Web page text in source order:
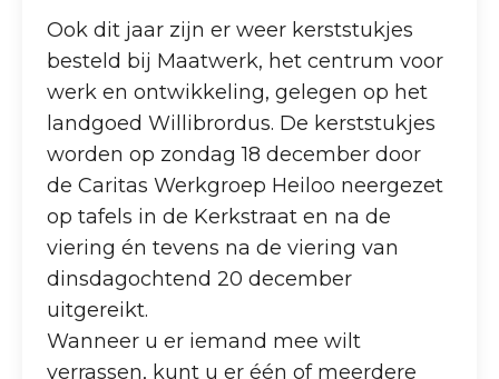
Ook dit jaar zijn er weer kerststukjes
besteld bij Maatwerk, het centrum voor
werk en ontwikkeling, gelegen op het
landgoed Willibrordus. De kerststukjes
worden op zondag 18 december door
de Caritas Werkgroep Heiloo neergezet
op tafels in de Kerkstraat en na de
viering én tevens na de viering van
dinsdagochtend 20 december
uitgereikt.
Wanneer u er iemand mee wilt
verrassen, kunt u er één of meerdere